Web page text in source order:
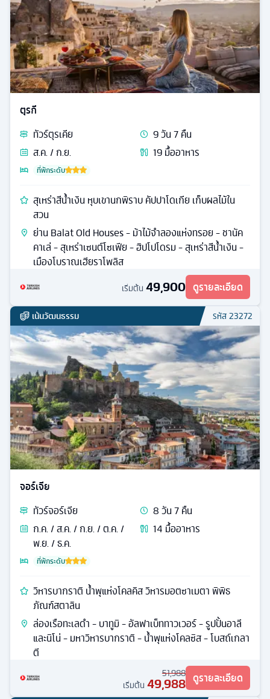
ตุรกี
ทัวร์ตุรเคีย 9วัน7คืน
ส.ค. / ก.ย.
19มื้ออาหาร
ที่พักระดับ
สุเหร่าสีน้ำเงิน หุบเขานกพิราบ คัปปาโดเกีย เก็บผลไม้ใน
สวน
ย่าน Balat Old Houses - ม้าไม้จําลองแห่งทรอย - ชานัค
คาเล่ - สุเหร่าเซนต์โซเฟีย - ฮิปโปโดรม - สุเหร่าสีน้ำเงิน -
เมืองโบราณเฮียราโพลิส
เริ่มต้น 49,900 ดูรายละเอียด
เน้นวัฒนธรรม รหัส23272
จอร์เจีย
ทัวร์จอร์เจีย 8วัน7คืน
ก.ค. / ส.ค. / ก.ย. / ต.ค. /
พ.ย. / ธ.ค.
14 มื้ออาหาร
ที่พักระดับ
วิหารบากราติ น้ำพุแห่งโคลคิส วิหารมอตซาเมตา พิพิธ
ภัณฑ์สตาลิน
ล่องเรือทะเลดำ - บาทูมิ - อัลฟาเบ็ททาวเวอร์ - รูปปั้นอาลี
และนิโน่ - มหาวิหารบากราติ - น้ำพุแห่งโคลซิส - โบสถ์เกลา
ตี
51,988
เริ่มต้น 49,988 ดูรายละเอียด